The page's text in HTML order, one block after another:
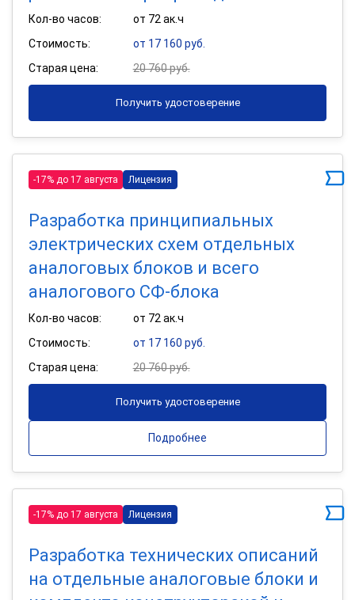
Кол-во часов:
от 72 ак.ч
Стоимость:
от 17 160 руб.
Старая цена:
20 760 руб.
Получить удостоверение
-17% до 17 августа Лицензия
Разработка принципиальных
электрических схем отдельных
аналоговых блоков и всего
аналогового СФ-блока
Кол-во часов:
от 72 ак.ч
Стоимость:
от 17 160 руб.
Старая цена:
20 760 руб.
Получить удостоверение
Подробнее
-17% до 17 августа Лицензия
Разработка технических описаний
на отдельные аналоговые блоки и